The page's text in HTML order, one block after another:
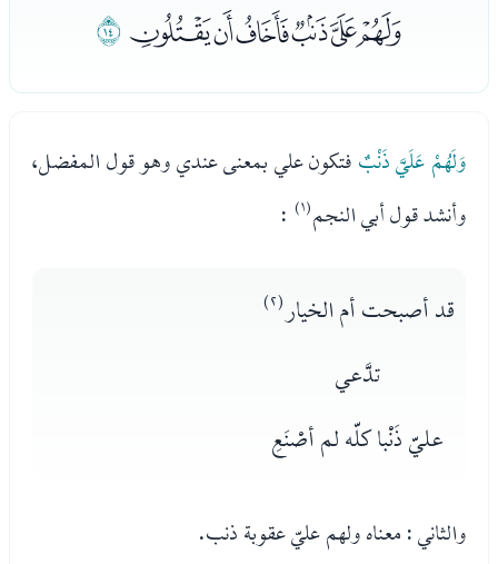
ﯜﯝﯞﯟﯠﯡﯢ
وَلَهُمْ عَلَيَّ ذَنْبٌفتكون علي بمعنى عندي وهو قول المفضل،
وأنشد قول أبي النجم(١) :
قد أصبحت أم الخيار(٢)
تدَّعي
عليّ ذَنْبا كلّه لم أصْنَعِ
والثاني : معناه ولهم عليّ عقوبة ذنب.